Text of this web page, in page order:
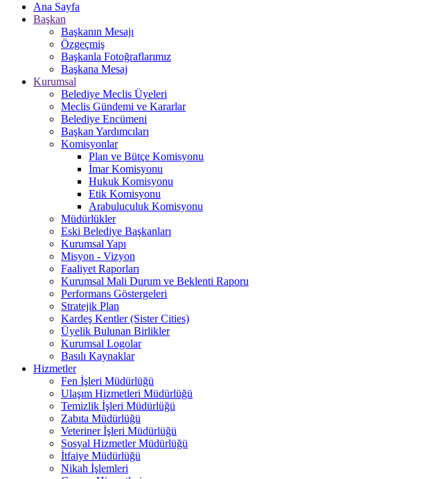
Ana Sayfa
Başkan
Başkanın Mesajı
Özgeçmiş
Başkanla Fotoğraflarımız
Başkana Mesaj
Kurumsal
Belediye Meclis Üyeleri
Meclis Gündemi ve Kararlar
Belediye Encümeni
Başkan Yardımcıları
Komisyonlar
Plan ve Bütçe Komisyonu
İmar Komisyonu
Hukuk Komisyonu
Etik Komisyonu
Arabuluculuk Komisyonu
Müdürlükler
Eski Belediye Başkanları
Kurumsal Yapı
Misyon - Vizyon
Faaliyet Raporları
Kurumsal Mali Durum ve Beklenti Raporu
Performans Göstergeleri
Stratejik Plan
Kardeş Kentler (Sister Cities)
Üyelik Bulunan Birlikler
Kurumsal Logolar
Basılı Kaynaklar
Hizmetler
Fen İşleri Müdürlüğü
Ulaşım Hizmetleri Müdürlüğü
Temizlik İşleri Müdürlüğü
Zabıta Müdürlüğü
Veteriner İşleri Müdürlüğü
Sosyal Hizmetler Müdürlüğü
İtfaiye Müdürlüğü
Nikah İşlemleri